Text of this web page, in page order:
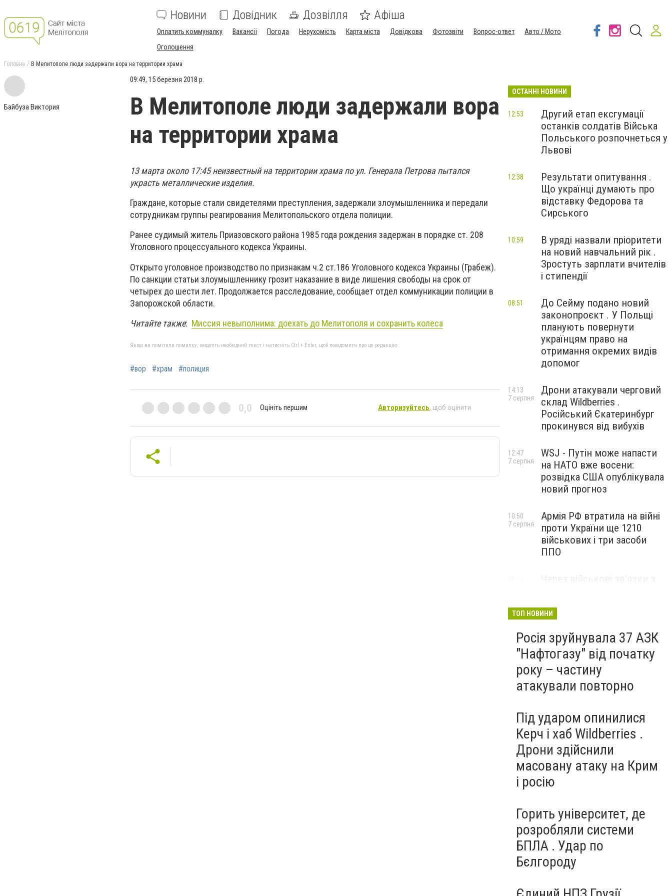
Новини Довідник Дозвілля Афіша
Оплатить коммуналку Вакансії Погода Нерухомість Карта міста Довідкова Фотозвіти Вопрос-ответ
Авто / Мото
Оголошення
Головна В Мелитополе люди задержали вора на территории храма
Байбуза Виктория
09:49, 15 березня 2018 р.
В Мелитополе люди задержали вора
на территории храма
13 марта около 17:45 неизвестный на территории храма по ул. Генерала Петрова пытался
украсть металлические изделия.
Граждане, которые стали свидетелями преступления, задержали злоумышленника и передали
сотрудникам группы реагирования Мелитопольского отдела полиции.
Ранее судимый житель Приазовского района 1985 года рождения задержан в порядке ст. 208
Уголовного процессуального кодекса Украины.
Открыто уголовное производство по признакам ч.2 ст.186 Уголовного кодекса Украины (Грабеж).
По санкции статьи злоумышленнику грозит наказание в виде лишения свободы на срок от
четырех до шести лет. Продолжается расследование, сообщает отдел коммуникации полиции в
Запорожской области.
Читайте также: Миссия невыполнима: доехать до Мелитополя и сохранить колеса
Якщо ви помітили помилку, виділіть необхідний текст і натисніть Ctrl + Enter, щоб повідомити про це редакцію
#вор #храм #полиция
0,0 Оцініть першим Авторизуйтесь, щоб оцінити
ОСТАННІ НОВИНИ
Другий етап ексгумації
останків солдатів Війська
Польського розпочнеться у
Львові
12:53
Результати опитування .
Що українці думають про
відставку Федорова та
Сирського
12:38
В уряді назвали пріоритети
на новий навчальний рік .
Зростуть зарплати вчителів
і стипендії
10:59
До Сейму подано новий
законопроєкт . У Польщі
планують повернути
українцям право на
отримання окремих видів
допомог
08:51
Дрони атакували черговий
склад Wildberries .
Російський Єкатеринбург
прокинувся від вибухів
14:13
7 серпня
WSJ - Путін може напасти
на НАТО вже восени:
розвідка США опублікувала
новий прогноз
12:47
7 серпня
Армія РФ втратила на війні
проти України ще 1210
військових і три засоби
ППО
10:50
7 серпня
Через військові зв'язки з
Куби
ТОП НОВИНИ
Росія зруйнувала 37 АЗК
"Нафтогазу" від початку
року – частину
атакували повторно
Під ударом опинилися
Керч і хаб Wildberries .
Дрони здійснили
масовану атаку на Крим
і росію
Горить університет, де
розробляли системи
БПЛА . Удар по
Бєлгороду